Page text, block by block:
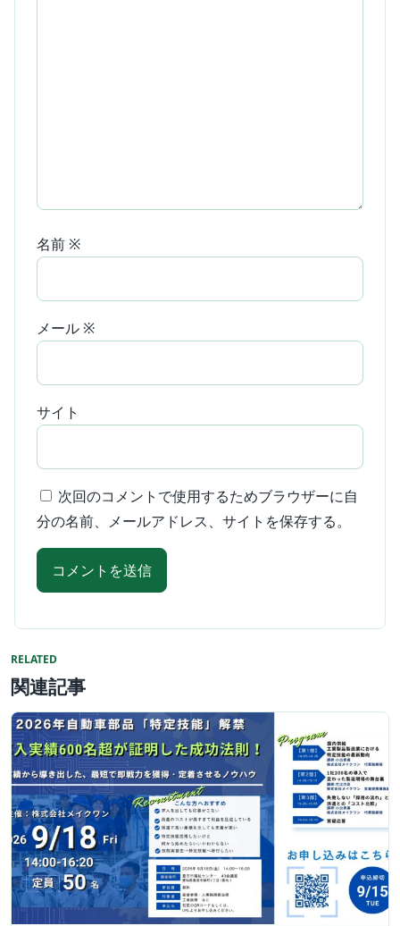
名前 ※
メール ※
サイト
次回のコメントで使用するためブラウザーに自
分の名前、メールアドレス、サイトを保存する。
RELATED
関連記事